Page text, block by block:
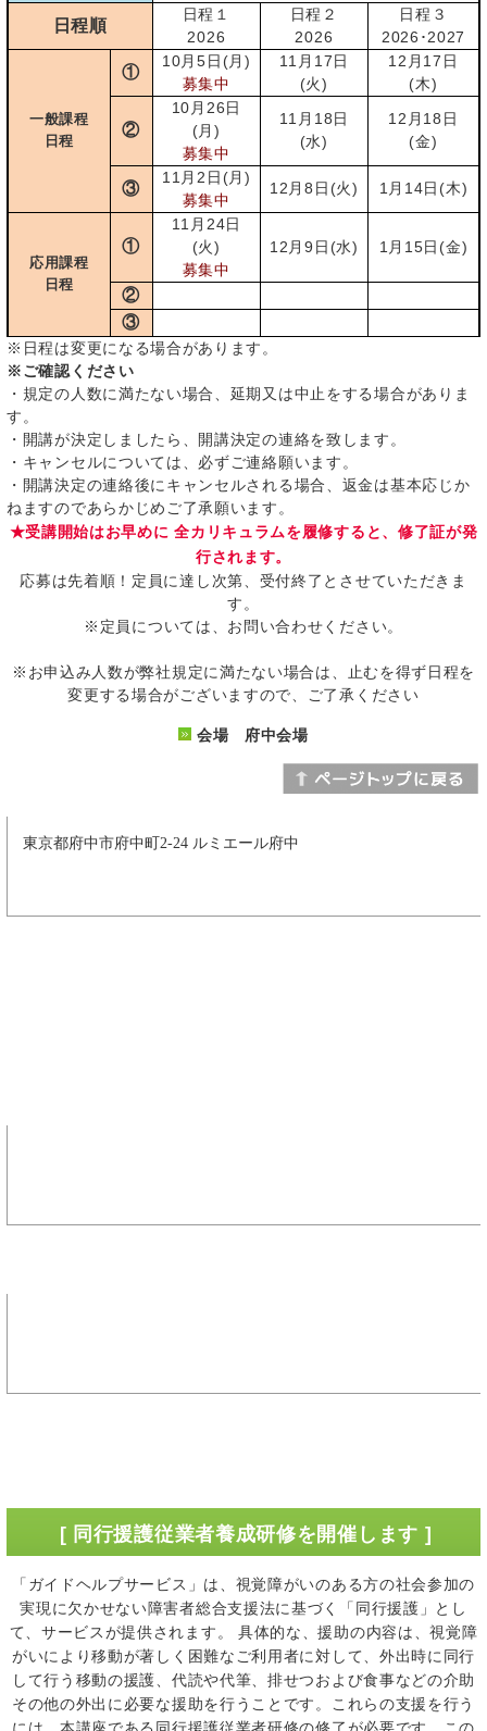
日程順
日程１
2026
日程２
2026
日程３
2026･2027
一般課程
日程
①
10月5日(月)
募集中
11月17日
(火)
12月17日
(木)
②
10月26日
(月)
募集中
11月18日
(水)
12月18日
(金)
③
11月2日(月)
募集中
12月8日(火) 1月14日(木)
応用課程
日程
①
11月24日
(火)
募集中
12月9日(水) 1月15日(金)
②
③
※日程は変更になる場合があります。
※ご確認ください
・規定の人数に満たない場合、延期又は中止をする場合がありま
す。
・開講が決定しましたら、開講決定の連絡を致します。
・キャンセルについては、必ずご連絡願います。
・開講決定の連絡後にキャンセルされる場合、返金は基本応じか
ねますのであらかじめご了承願います。
★受講開始はお早めに 全カリキュラムを履修すると、修了証が発
行されます。
応募は先着順！定員に達し次第、受付終了とさせていただきま
す。
※定員については、お問い合わせください。
※お申込み人数が弊社規定に満たない場合は、止むを得ず日程を
変更する場合がございますので、ご了承ください
会場 府中会場
東京都府中市府中町2-24 ルミエール府中
[ 同行援護従業者養成研修を開催します ]
「ガイドヘルプサービス」は、視覚障がいのある方の社会参加の
実現に欠かせない障害者総合支援法に基づく「同行援護」とし
て、サービスが提供されます。 具体的な、援助の内容は、視覚障
がいにより移動が著しく困難なご利用者に対して、外出時に同行
して行う移動の援護、代読や代筆、排せつおよび食事などの介助
その他の外出に必要な援助を行うことです。これらの支援を行う